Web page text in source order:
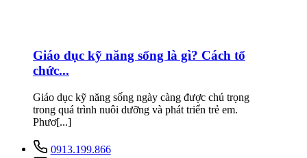
Giáo dục kỹ năng sống là gì? Cách tổ
chức...
Giáo dục kỹ năng sống ngày càng được chú trọng
trong quá trình nuôi dưỡng và phát triển trẻ em.
Phươ[...]
0913.199.866